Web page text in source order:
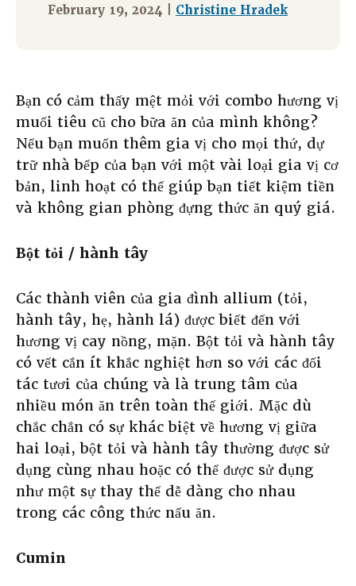
February 19, 2024 | Christine Hradek
Bạn có cảm thấy mệt mỏi với combo hương vị
muối tiêu cũ cho bữa ăn của mình không?
Nếu bạn muốn thêm gia vị cho mọi thứ, dự
trữ nhà bếp của bạn với một vài loại gia vị cơ
bản, linh hoạt có thể giúp bạn tiết kiệm tiền
và không gian phòng đựng thức ăn quý giá.
Bột tỏi / hành tây
Các thành viên của gia đình allium (tỏi,
hành tây, hẹ, hành lá) được biết đến với
hương vị cay nồng, mặn. Bột tỏi và hành tây
có vết cắn ít khắc nghiệt hơn so với các đối
tác tươi của chúng và là trung tâm của
nhiều món ăn trên toàn thế giới. Mặc dù
chắc chắn có sự khác biệt về hương vị giữa
hai loại, bột tỏi và hành tây thường được sử
dụng cùng nhau hoặc có thể được sử dụng
như một sự thay thế dễ dàng cho nhau
trong các công thức nấu ăn.
Cumin